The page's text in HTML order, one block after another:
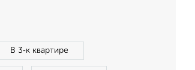
В 3‑к квартире